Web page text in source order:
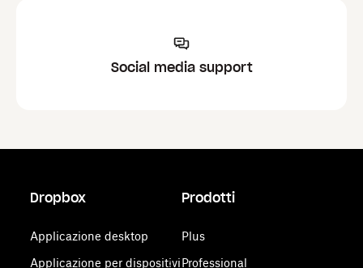
Social media support
Dropbox
Applicazione desktop
Applicazione per dispositivi
Prodotti
Plus
Professional